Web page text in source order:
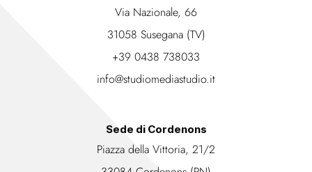
Via Nazionale, 66
31058 Susegana (TV)
+39 0438 738033
info@studiomediastudio.it
Sede di Cordenons
Piazza della Vittoria, 21/2